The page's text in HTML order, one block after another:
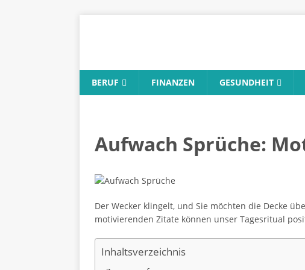
BERUF FINANZEN GESUNDHEIT
Aufwach Sprüche:
Der Wecker klingelt, und Sie möchten die Decke
motivierenden Zitate können unser Tagesritual
Inhaltsverzeichnis